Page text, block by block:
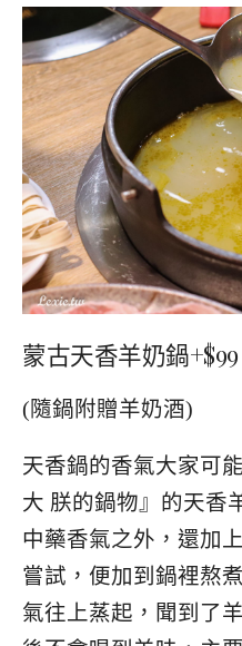
蒙古天香羊奶鍋+$99
(隨鍋附贈羊奶酒)
天香鍋的香氣大家可
大 朕的鍋物』的天香
中藥香氣之外，還加
嘗試，便加到鍋裡熬
氣往上蒸起，聞到了